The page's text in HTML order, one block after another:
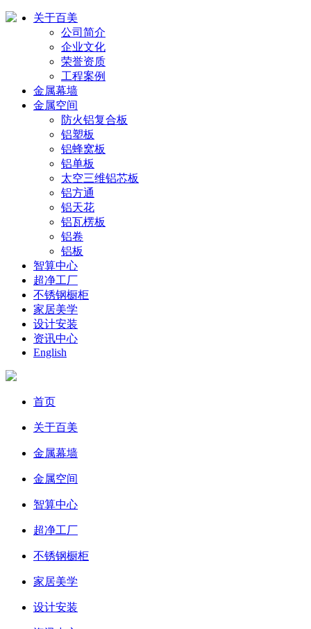
关于百美
公司简介
企业文化
荣誉资质
工程案例
金属幕墙
金属空间
防火铝复合板
铝塑板
铝蜂窝板
铝单板
太空三维铝芯板
铝方通
铝天花
铝瓦楞板
铝卷
铝板
智算中心
超净工厂
不锈钢橱柜
家居美学
设计安装
资讯中心
English
首页
关于百美
金属幕墙
金属空间
智算中心
超净工厂
不锈钢橱柜
家居美学
设计安装